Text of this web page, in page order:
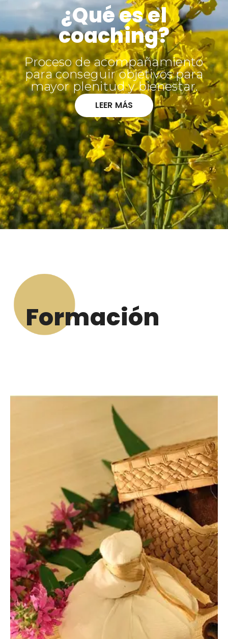
¿Qué es el
coaching?
Proceso de acompañamiento
para conseguir objetivos para
mayor plenitud y bienestar.
LEER MÁS
Formación